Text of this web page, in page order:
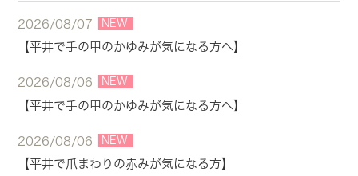
2026/08/07 NEW
【平井で手の甲のかゆみが気になる方へ】
2026/08/06 NEW
【平井で手の甲のかゆみが気になる方へ】
2026/08/06 NEW
【平井で爪まわりの赤みが気になる方】